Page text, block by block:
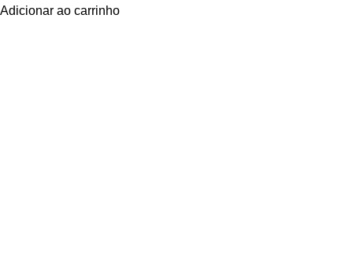
Adicionar ao carrinho